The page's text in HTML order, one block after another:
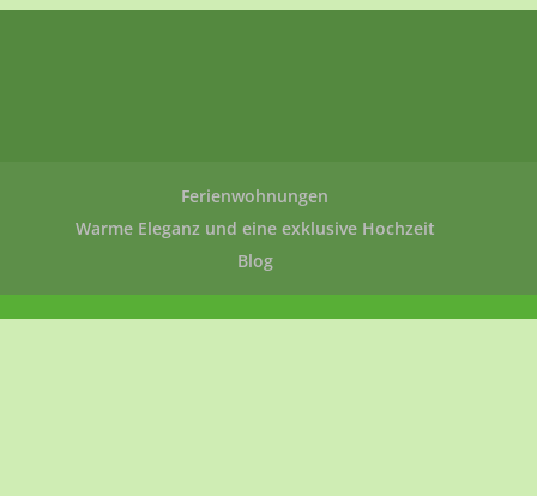
Ferienwohnungen
Warme Eleganz und eine exklusive Hochzeit
Blog